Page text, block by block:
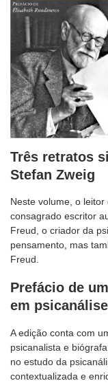
Três retratos
Stefan Zweig
Neste volume, o
consagrado escritor
Freud, o criador da
pensamento, mas
Freud.
Prefácio de
em psicanálise
A edição conta com
psicanalista e
no estudo da
contextualizada e